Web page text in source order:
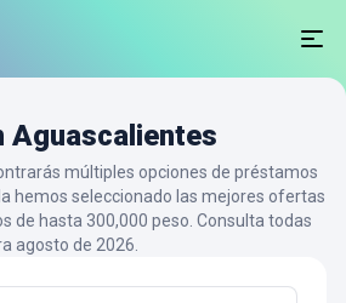
Aguascalientes
múltiples opciones de préstamos
hemos seleccionado las mejores ofertas
de hasta 300,000 peso. Consulta todas
agosto de 2026.